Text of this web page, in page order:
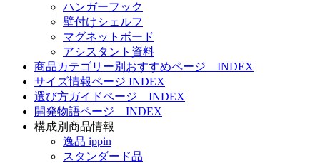
ハンガーフック
壁付けシェルフ
マグネットボード
アシスタント資料
商品カテゴリー別おすすめページ INDEX
サイズ情報ページ INDEX
選び方ガイドページ INDEX
開発物語ページ INDEX
構成別商品情報
逸品 ippin
スタンダード品